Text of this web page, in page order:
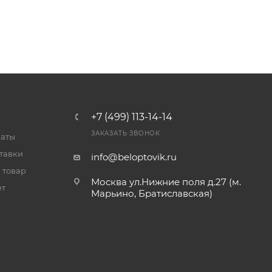
+7 (499) 113-14-14
ЗАКАЗАТЬ ЗВОНОК
info@beloptovik.ru
Москва ул.Нижние поля д.27 (м.
Марьино, Братиславская)